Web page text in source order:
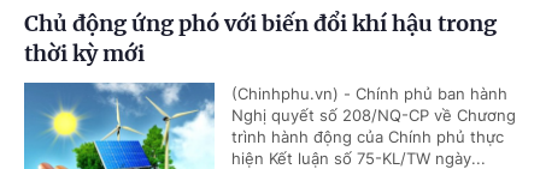
Chủ động ứng phó với biến đổi khí hậu trong
thời kỳ mới
(Chinhphu.vn) - Chính phủ ban hành
Nghị quyết số 208/NQ-CP về Chương
trình hành động của Chính phủ thực
hiện Kết luận số 75-KL/TW ngày...